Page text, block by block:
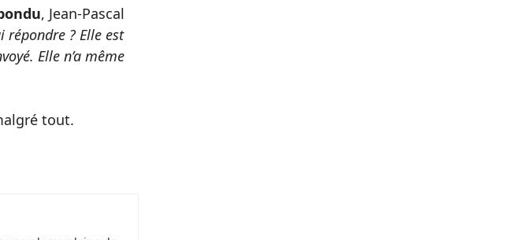
, Jean-Pascal
répondre ? Elle est
Elle n’a même
tout.